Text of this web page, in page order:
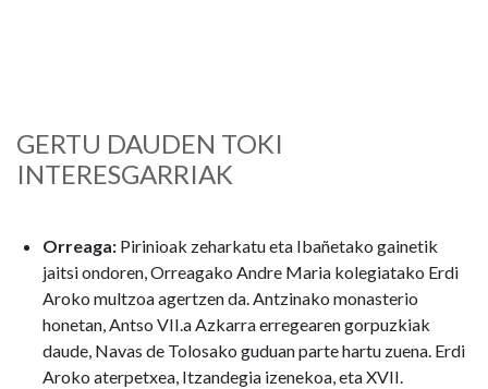
GERTU DAUDEN TOKI
INTERESGARRIAK
Orreaga: Pirinioak zeharkatu eta Ibañetako gainetik
jaitsi ondoren, Orreagako Andre Maria kolegiatako Erdi
Aroko multzoa agertzen da. Antzinako monasterio
honetan, Antso VII.a Azkarra erregearen gorpuzkiak
daude, Navas de Tolosako guduan parte hartu zuena. Erdi
Aroko aterpetxea, Itzandegia izenekoa, eta XVII.